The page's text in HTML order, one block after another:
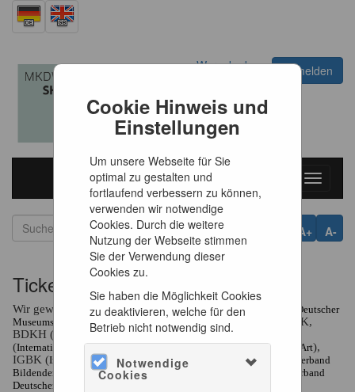
Cookie Hinweis und
Einstellungen
Um unsere Webseite für Sie
optimal zu gestalten und
fortlaufend verbessern zu können,
verwenden wir notwendige
Cookies. Durch die weitere
Nutzung der Webseite stimmen
Sie der Verwendung dieser
Cookies zu.
Sie haben die Möglichkeit Cookies
zu deaktivieren, welche für den
Betrieb nicht notwendig sind.
Notwendige
Cookies
Warenkorb
Anmelden
Toggle
A-
A+
Tickets
Wir gewähren freien Eintritt für Mitglieder ICOM, DMV (
Deutscher
Museumsverband), BDK ( Fachverband für Kunstpädagogik
), BBK,
BDKH ( Bundesverband für Deutscher Kunsthistoriker)
(International Committee for Museums and Collections of Modern Art),
IGBK (Intern. Gesellschaft der Bildenden Künste) , IAA (
Intern. Verband
Bildender Künstler), Fadbk (Kunsthistoriker Studium)
Verband
Deutscher Restauratoren)